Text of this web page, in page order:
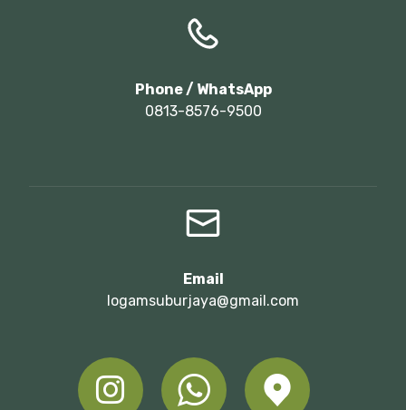
Phone / WhatsApp
0813-8576-9500
Email
logamsuburjaya@gmail.com